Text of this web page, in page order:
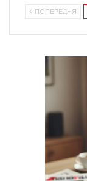
ПОПЕРЕДНЯ